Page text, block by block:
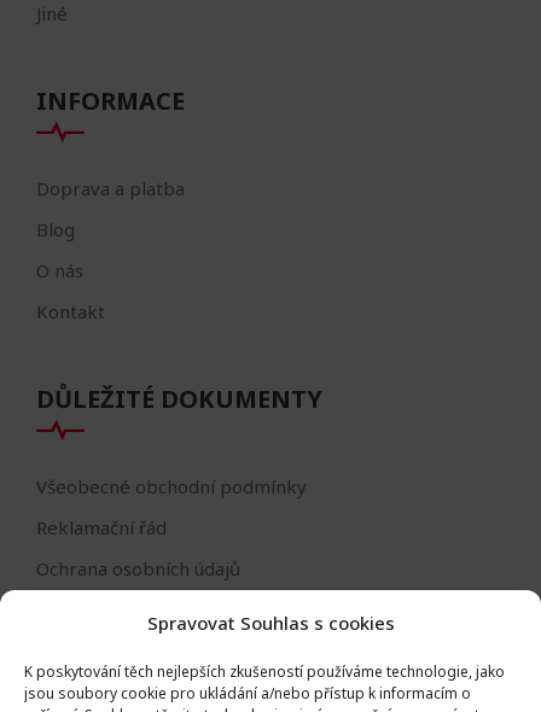
Spravovat Souhlas s cookies
K poskytování těch nejlepších zkušeností používáme technologie, jako
jsou soubory cookie pro ukládání a/nebo přístup k informacím o
Jiné
INFORMACE
Doprava a platba
Blog
O nás
Kontakt
DŮLEŽITÉ DOKUMENTY
Všeobecné obchodní podmínky
Reklamační řád
Ochrana osobních údajů
Formulář - odstoupení od smlouvy